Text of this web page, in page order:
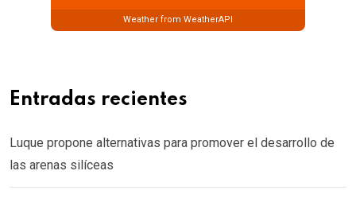
Weather from WeatherAPI
Entradas recientes
Luque propone alternativas para promover el desarrollo de
las arenas silíceas